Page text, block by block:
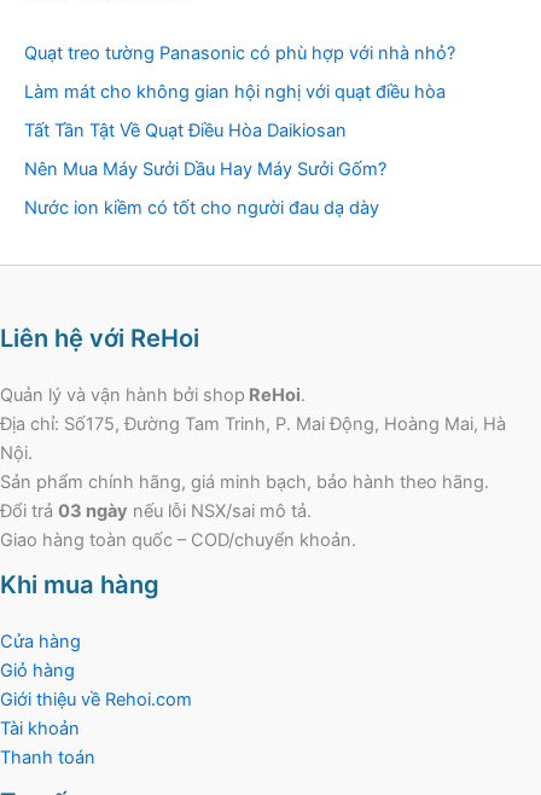
Quạt treo tường Panasonic có phù hợp với nhà nhỏ?
Làm mát cho không gian hội nghị với quạt điều hòa
Tất Tần Tật Về Quạt Điều Hòa Daikiosan
Nên Mua Máy Sưởi Dầu Hay Máy Sưởi Gốm?
Nước ion kiềm có tốt cho người đau dạ dày
Liên hệ với ReHoi
Quản lý và vận hành bởi shop ReHoi.
Địa chỉ: Số175, Đường Tam Trinh, P. Mai Động, Hoàng Mai, Hà
Nội.
Sản phẩm chính hãng, giá minh bạch, bảo hành theo hãng.
Đổi trả 03 ngày nếu lỗi NSX/sai mô tả.
Giao hàng toàn quốc – COD/chuyển khoản.
Khi mua hàng
Cửa hàng
Giỏ hàng
Giới thiệu về Rehoi.com
Tài khoản
Thanh toán